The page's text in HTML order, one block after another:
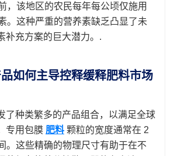
，该地区的农民每年每公顷仅施用
。这种严重的营养素缺乏凸显了未
补充方案的巨大潜力。.
如何主导控释缓释肥料市场
了种类繁多的产品组合，以满足全球
专用包膜 肥料 颗粒的宽度通常在 2
。这些精确的物理尺寸有助于在不